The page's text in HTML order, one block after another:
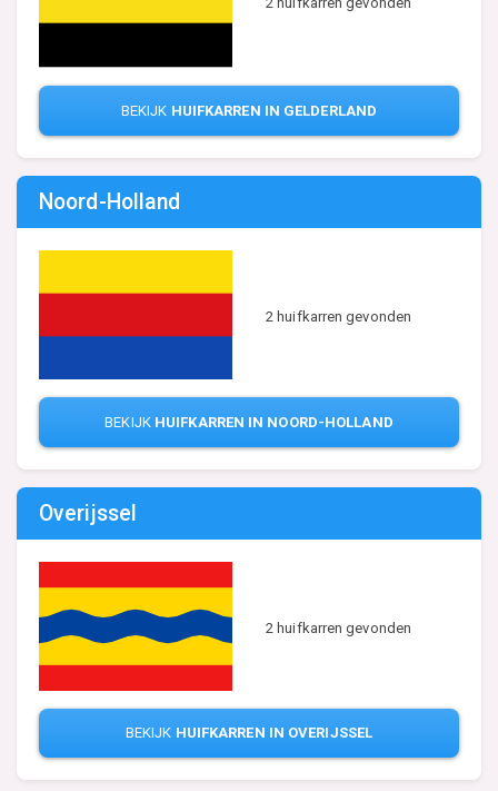
BEKIJK HUIFKARREN IN GELDERLAND
Noord-Holland
2 huifkarren gevonden
BEKIJK HUIFKARREN IN NOORD-HOLLAND
Overijssel
2 huifkarren gevonden
BEKIJK HUIFKARREN IN OVERIJSSEL